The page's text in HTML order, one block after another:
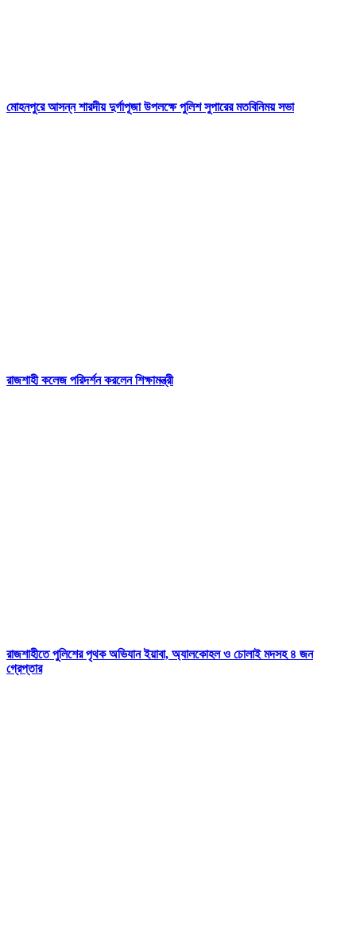
মোহনপুরে আসন্ন শারদীয় দুর্গাপূজা উপলক্ষে পুলিশ সুপারের মতবিনিময় সভা
রাজশাহী কলেজ পরিদর্শন করলেন শিক্ষামন্ত্রী
রাজশাহীতে পুলিশের পৃথক অভিযান ইয়াবা, অ্যালকোহল ও চোলাই মদসহ ৪ জন
গ্রেপ্তার